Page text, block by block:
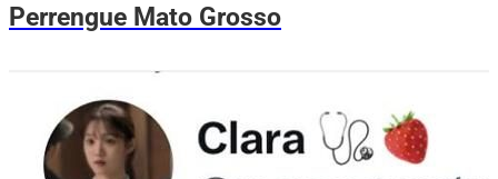
Perrengue Mato Grosso